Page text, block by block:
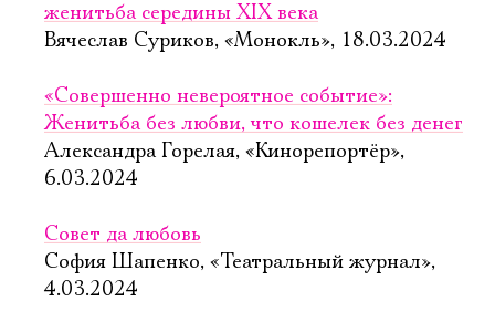
женитьба середины XIX века
Вячеслав Суриков, «Монокль», 18.03.2024
«Совершенно невероятное событие»:
Женитьба без любви, что кошелек без денег
Александра Горелая, «Кинорепортёр»,
6.03.2024
Совет да любовь
София Шапенко, «Театральный журнал»,
4.03.2024